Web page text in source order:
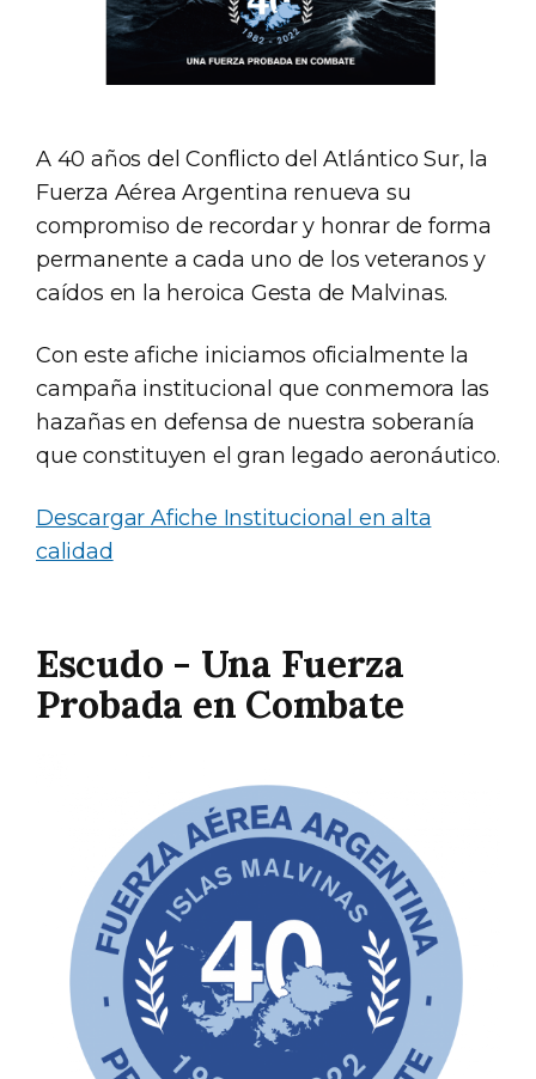
A 40 años del Conflicto del Atlántico Sur, la
Fuerza Aérea Argentina renueva su
compromiso de recordar y honrar de forma
permanente a cada uno de los veteranos y
caídos en la heroica Gesta de Malvinas.
Con este afiche iniciamos oficialmente la
campaña institucional que conmemora las
hazañas en defensa de nuestra soberanía
que constituyen el gran legado aeronáutico.
Descargar Afiche Institucional en alta
calidad
Escudo - Una Fuerza
Probada en Combate